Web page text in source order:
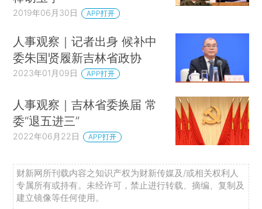
2019年06月30日 APP打开
人事观察｜记者出身 候补中
委朱国贤履新吉林省政协
2023年01月09日 APP打开
人事观察｜吉林省委换届 常
委“退五进三”
2022年06月22日 APP打开
财新网所刊载内容之知识产权为财新传媒及/或相关权利人
专属所有或持有。未经许可，禁止进行转载、摘编、复制及
建立镜像等任何使用。